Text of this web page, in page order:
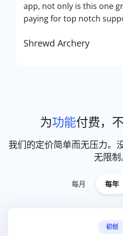
app, not only is this one
paying for top notch
Shrewd Archery
为功能付费，
我们的定价简单而无压力。
无限制
每月 每年
初创